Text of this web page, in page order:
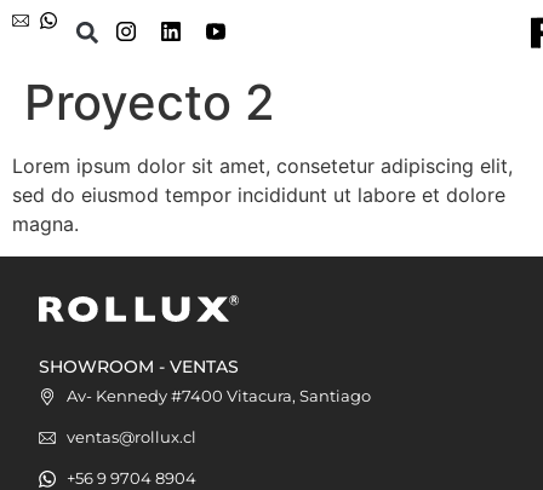
Proyecto 2
Lorem ipsum dolor sit amet, consetetur adipiscing elit,
sed do eiusmod tempor incididunt ut labore et dolore
magna.
SHOWROOM - VENTAS
Av- Kennedy #7400 Vitacura, Santiago
ventas@rollux.cl
+56 9 9704 8904